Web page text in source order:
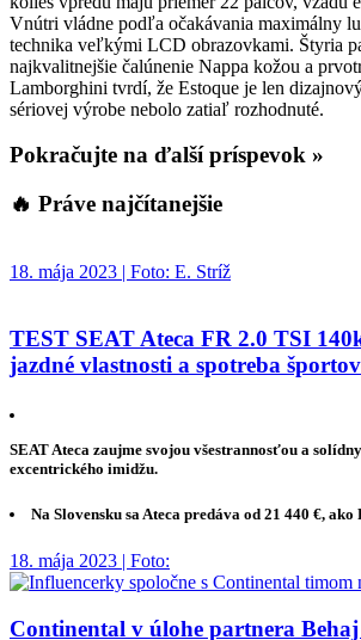
Vnútri vládne podľa očakávania maximálny
technika veľkými LCD obrazovkami. Štyria
najkvalitnejšie čalúnenie Nappa kožou a
Lamborghini tvrdí, že Estoque je len
sériovej výrobe nebolo zatiaľ rozhodnuté.
Pokračujte na ďalší príspevok »
🔥 Práve najčítanejšie
18. mája 2023 | Foto: E. Stríž
TEST SEAT Ateca FR 2.0 TSI
jazdné vlastnosti a spotreba
SEAT Ateca zaujme svojou všestrannosťou a
excentrického imidžu.
Na Slovensku sa Ateca predáva od 21 440 €, ako
18. mája 2023 | Foto:
Continental v úlohe partnera